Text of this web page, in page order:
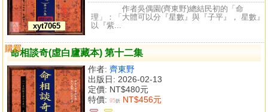
xyt7065
作者吳偶園(齊東野)總結民初的「命
理」：「大體可以分『星數』與『子平』， 星數』
以『紫...
命相談奇(虛白廬藏本) 第十二集
作者: 齊東野
出版日: 2026-02-13
定價: NT$480元
特價: 95折 NT$456元
購買
比較